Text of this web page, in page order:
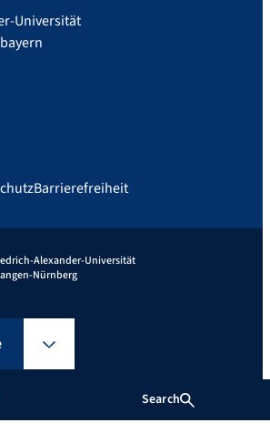
Search
Universität
Barrierefreiheit
Alexander-Universität
Nürnberg